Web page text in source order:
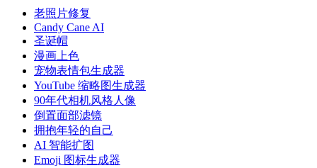
老照片修复
Candy Cane AI
圣诞帽
漫画上色
宠物表情包生成器
YouTube 缩略图生成器
90年代相机风格人像
倒置面部滤镜
拥抱年轻的自己
AI 智能扩图
Emoji 图标生成器